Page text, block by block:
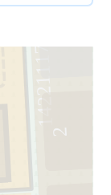
14221117
2